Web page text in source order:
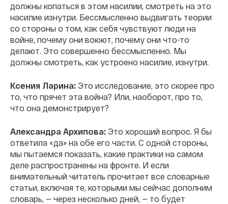
должны копаться в этом насилии, смотреть на это
насилие изнутри. Бессмысленно выдвигать теории
со стороны о том, как себя чувствуют люди на
войне, почему они воюют, почему они что-то
делают. Это совершенно бессмысленно. Мы
должны смотреть, как устроено насилие, изнутри.
Ксения Ларина: Это исследование, это скорее про
то, что прячет эта война? Или, наоборот, про то,
что она демонстрирует?
Александра Архипова: Это хороший вопрос. Я бы
ответила «да» на обе его части. С одной стороны,
мы пытаемся показать, какие практики на самом
деле распространены на фронте. И если
внимательный читатель прочитает все словарные
статьи, включая те, которыми мы сейчас дополним
словарь, — через несколько дней, — то будет